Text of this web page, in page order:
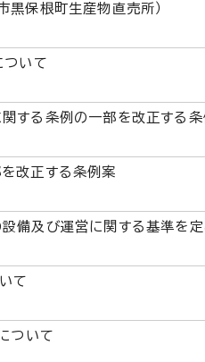
黒保根町生産物直売所）
ついて
する条例の一部を改正する条
改正する条例案
備及び運営に関する基準を
て
ついて